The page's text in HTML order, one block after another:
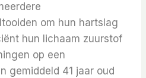
om hun hartslag
hun lichaam zuurstof
op een
gemiddeld 41 jaar oud